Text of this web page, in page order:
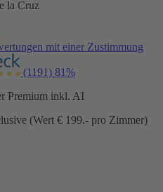
la Cruz
mit einer Zustimmung
(1191) 81%
Premium inkl. AI
(Wert € 199.- pro Zimmer)